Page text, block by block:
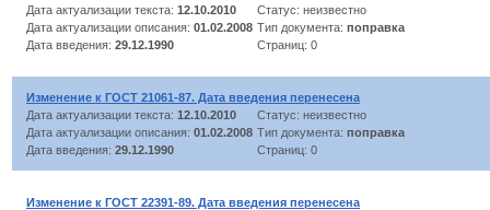
Дата актуализации текста: 12.10.2010
Статус: неизвестно
Дата актуализации описания: 01.02.2008 Тип документа: поправка
Дата введения: 29.12.1990 Страниц: 0
Изменение к ГОСТ 21061-87. Дата введения перенесена
Дата актуализации текста: 12.10.2010
Статус: неизвестно
Дата актуализации описания: 01.02.2008 Тип документа: поправка
Дата введения: 29.12.1990 Страниц: 0
Изменение к ГОСТ 22391-89. Дата введения перенесена